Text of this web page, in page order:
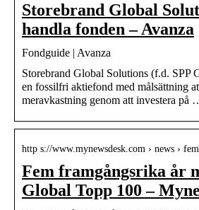
Storebrand Global
handla fonden – Avanza
Fondguide | Avanza
Storebrand Global Solutions (f.d. SPP
en fossilfri aktiefond med målsättning
meravkastning genom att investera på
http s://www.mynewsdesk.com › news ›
Fem framgångsrika år
Global Topp 100 –